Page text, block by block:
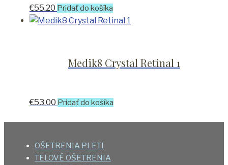
€55.20 Pridať do košíka
Medik8 Crystal Retinal 1
€53.00 Pridať do košíka
OŠETRENIA PLETI
TELOVÉ OŠETRENIA